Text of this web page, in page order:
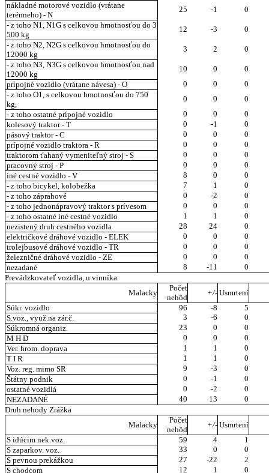
nákladné motorové vozidlo (vrátane
terénneho) - N
25 -1
0
- z toho N1, N1G s celkovou hmotnosťou do 3
500 kg
12 -3
0
- z toho N2, N2G s celkovou hmotnosťou do
12000 kg
3 2
0
- z toho N3, N3G s celkovou hmotnosťou nad
12000 kg
10 0
0
prípojné vozidlo (vrátane návesa) - O
0 0
0
- z toho O1, s celkovou hmotnosťou do 750
kg,
0 0
0
- z toho ostatné prípojné vozidlo
0 0
0
kolesový traktor - T
0 -1
0
pásový traktor - C
0 0
0
prípojné vozidlo traktora - R
0 0
0
traktorom ťahaný vymeniteľný stroj - S
0 0
0
pracovný stroj - P
0 0
0
iné cestné vozidlo - V
8 0
0
- z toho bicykel, kolobežka
7 1
0
- z toho záprahové
0 -2
0
- z toho jednonápravový traktor s prívesom
0 0
0
- z toho ostatné iné cestné vozidlo
1 1
0
nezistený druh cestného vozidla
28 24
0
električkové dráhové vozidlo - ELEK
0 0
0
trolejbusové dráhové vozidlo - TR
0 0
0
železničné dráhové vozidlo - ZE
0 0
0
nezadané
8 -11
0
Prevádzkovateľ vozidla, u vinníka
Malacky
Počet
nehôd
+/- Usmrtení
Súkr. vozidlo
96 -8
5
S.voz., využ.na zár.č.
3 -6
0
Súkromná organiz.
23 0
0
M H D
0 0
0
Ver. hrom. doprava
1 1
0
T I R
1 1
0
Voz. reg. mimo SR
9 -3
0
Štátny podnik
0 -1
0
ostatné vozidlá
0 -2
0
NEZADANÉ
40 13
0
Druh nehody Zrážka
Malacky
Počet
nehôd
+/- Usmrtení
S idúcim nek.voz.
59 4
1
S zaparkov. voz.
33 0
0
S pevnou prekážkou
27 -22
2
S chodcom
12 1 0